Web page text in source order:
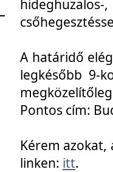
A határidő
legkésőbb 9-
Pontos cím:
Kérem azokat,
linken: itt.